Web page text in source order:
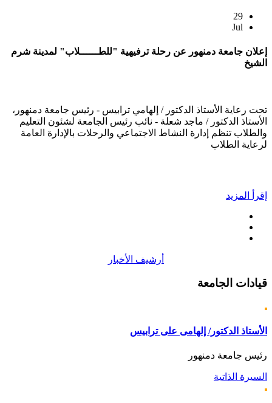
29
Jul
إعلان جامعة دمنهور عن رحلة ترفيهية "للطــــــلاب" لمدينة شرم
الشيخ
تحت رعاية الأستاذ الدكتور / إلهامي ترابيس - رئيس جامعة دمنهور،
الأستاذ الدكتور / ماجد شعلة - نائب رئيس الجامعة لشئون التعليم
والطلاب تنظم إدارة النشاط الاجتماعي والرحلات بالإدارة العامة
لرعاية الطلاب
إقرأ المزيد
أرشيف الأخبار
قيادات الجامعة
الأستاذ الدكتور/ إلهامى على ترابيس
رئيس جامعة دمنهور
السيرة الذاتية